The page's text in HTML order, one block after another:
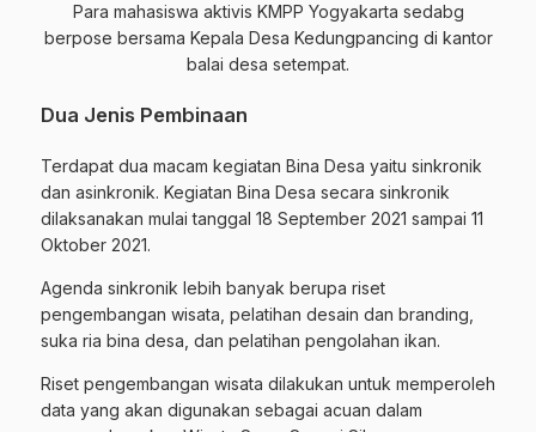
Para mahasiswa aktivis KMPP Yogyakarta sedabg
berpose bersama Kepala Desa Kedungpancing di kantor
balai desa setempat.
Dua Jenis Pembinaan
Terdapat dua macam kegiatan Bina Desa yaitu sinkronik
dan asinkronik. Kegiatan Bina Desa secara sinkronik
dilaksanakan mulai tanggal 18 September 2021 sampai 11
Oktober 2021.
Agenda sinkronik lebih banyak berupa riset
pengembangan wisata, pelatihan desain dan branding,
suka ria bina desa, dan pelatihan pengolahan ikan.
Riset pengembangan wisata dilakukan untuk memperoleh
data yang akan digunakan sebagai acuan dalam